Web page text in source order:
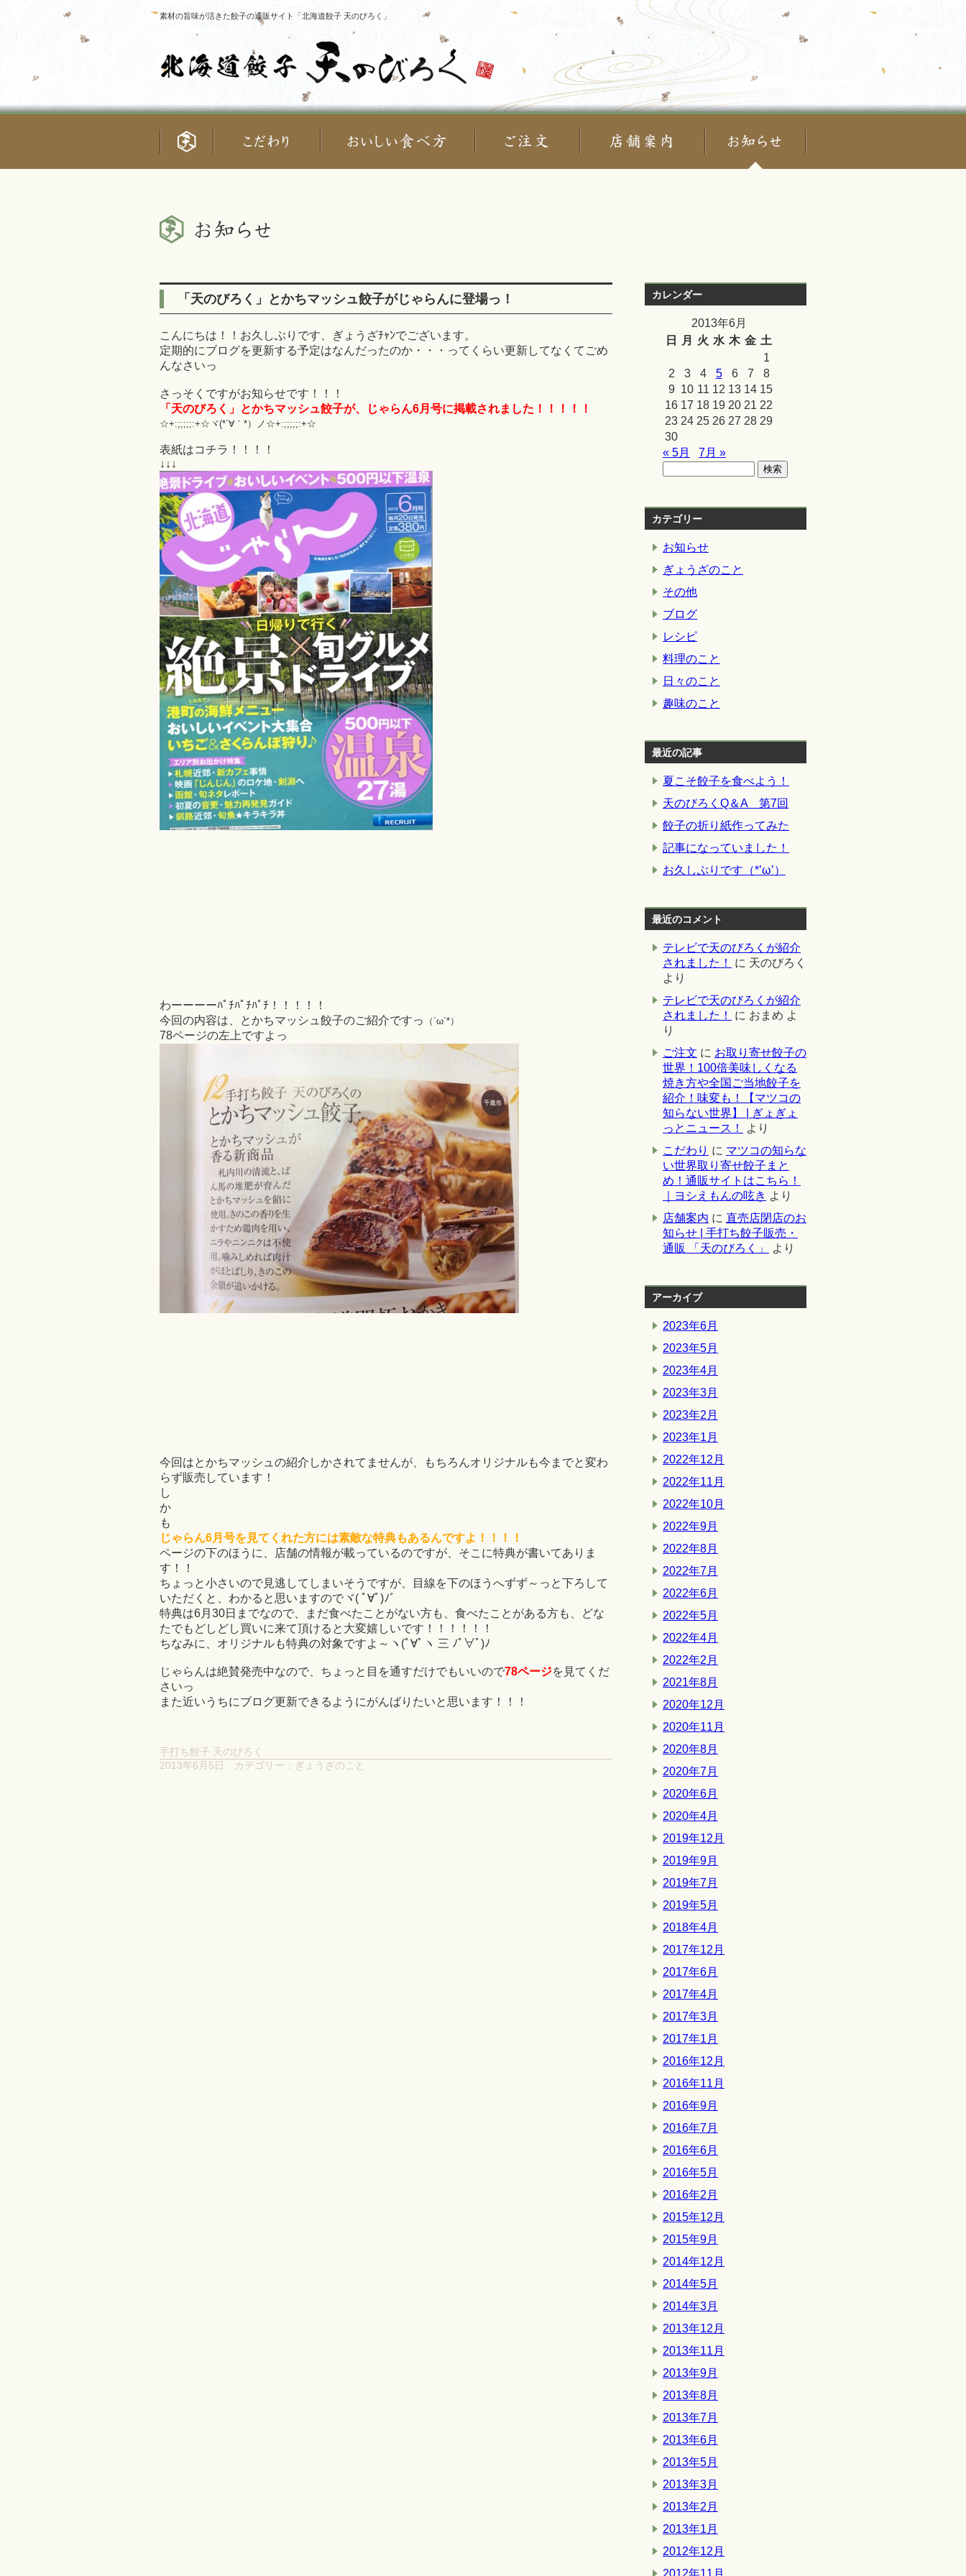
素材の旨味が活きた餃子の通販サイト「北海道餃子 天のびろく」
「天のびろく」とかちマッシュ餃子がじゃらんに登場っ！
こんにちは！！お久しぶりです、ぎょうざﾁｬﾝでございます。
定期的にブログを更新する予定はなんだったのか・・・ってくらい更新してなくてごめ
んなさいっ
さっそくですがお知らせです！！！
「天のびろく」とかちマッシュ餃子が、
じゃらん6月号に掲載されました！！！！！
☆+:;;;;;:+☆ヾ(*´∀｀*）ノ☆+:;;;;;:+☆
表紙はコチラ！！！！
↓↓↓
わーーーーﾊﾟﾁﾊﾟﾁﾊﾟﾁ！！！！！
今回の内容は、とかちマッシュ餃子のご紹介ですっ
（´ω`*）
78ページの左上ですよっ
今回はとかちマッシュの紹介しかされてませんが、もちろんオリジナルも今までと変わ
らず販売しています！
し
か
も
じゃらん6月号を見てくれた方には素敵な特典もあるんですよ！！！！
ページの下のほうに、店舗の情報が載っているのですが、そこに特典が書いてありま
す！！
ちょっと小さいので見逃してしまいそうですが、目線を下のほうへずず～っと下ろして
いただくと、わかると思いますのでヾ( ﾟ∀ﾟ)ﾉﾞ
特典は6月30日までなので、まだ食べたことがない方も、食べたことがある方も、どな
たでもどしどし買いに来て頂けると大変嬉しいです！！！！！！
ちなみに、オリジナルも特典の対象ですよ～ヽ(ﾟ∀ﾟヽ 三 ﾉﾟ∀ﾟ)ﾉ
じゃらんは絶賛発売中なので、ちょっと目を通すだけでもいいので78ページを見てくだ
さいっ
また近いうちにブログ更新できるようにがんばりたいと思います！！！
手打ち餃子 天のびろく
2013年6月5日
カテゴリー： ぎょうざのこと
カレンダー
2013年6月
日
月 火 水 木 金 土
1
2
3 4 5 6 7
8
9 10 11 12 13 14 15
16 17 18 19 20 21 22
23 24 25 26 27 28 29
30
« 5月
7月 »
カテゴリー
お知らせ
ぎょうざのこと
その他
ブログ
レシピ
料理のこと
日々のこと
趣味のこと
最近の記事
夏こそ餃子を食べよう！
天のびろくQ＆A 第7回
餃子の折り紙作ってみた
記事になっていました！
お久しぶりです（*’ω’）
最近のコメント
テレビで天のびろくが紹介
されました！
に 天のびろく
より
テレビで天のびろくが紹介
されました！
に おまめ よ
り
ご注文 に お取り寄せ餃子の
世界！100倍美味しくなる
焼き方や全国ご当地餃子を
紹介！味変も！【マツコの
知らない世界】 | ぎょぎょ
っとニュース！
より
こだわり に マツコの知らな
い世界取り寄せ餃子まと
め！通販サイトはこちら！
｜ヨシえもんの呟き より
店舗案内 に 直売店閉店のお
知らせ | 手打ち餃子販売・
通販 「天のびろく」
より
アーカイブ
2023年6月
2023年5月
2023年4月
2023年3月
2023年2月
2023年1月
2022年12月
2022年11月
2022年10月
2022年9月
2022年8月
2022年7月
2022年6月
2022年5月
2022年4月
2022年2月
2021年8月
2020年12月
2020年11月
2020年8月
2020年7月
2020年6月
2020年4月
2019年12月
2019年9月
2019年7月
2019年5月
2018年4月
2017年12月
2017年6月
2017年4月
2017年3月
2017年1月
2016年12月
2016年11月
2016年9月
2016年7月
2016年6月
2016年5月
2016年2月
2015年12月
2015年9月
2014年12月
2014年5月
2014年3月
2013年12月
2013年11月
2013年9月
2013年8月
2013年7月
2013年6月
2013年5月
2013年3月
2013年2月
2013年1月
2012年12月
2012年11月